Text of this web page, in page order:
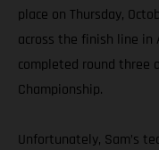
place on Thursday,
across the finish line in
completed round three
Championship.
Unfortunately, Sam’s